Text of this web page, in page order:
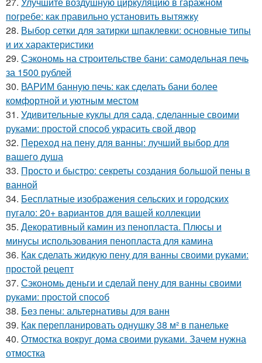
погребе: как правильно установить вытяжку
28. Выбор сетки для затирки шпаклевки: основные типы
и их характеристики
29. Сэкономь на строительстве бани: самодельная печь
за 1500 рублей
30. ВАРИМ банную печь: как сделать бани более
комфортной и уютным местом
31. Удивительные куклы для сада, сделанные своими
руками: простой способ украсить свой двор
32. Переход на пену для ванны: лучший выбор для
вашего душа
33. Просто и быстро: секреты создания большой пены в
ванной
34. Бесплатные изображения сельских и городских
пугало: 20+ вариантов для вашей коллекции
35. Декоративный камин из пенопласта. Плюсы и
минусы использования пенопласта для камина
36. Как сделать жидкую пену для ванны своими руками:
простой рецепт
37. Сэкономь деньги и сделай пену для ванны своими
руками: простой способ
38. Без пены: альтернативы для ванн
39. Как перепланировать однушку 38 м² в панельке
40. Отмостка вокруг дома своими руками. Зачем нужна
отмостка